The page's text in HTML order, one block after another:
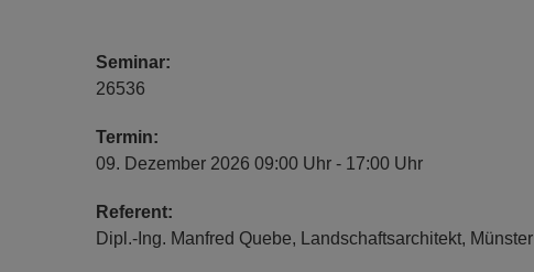
Seminar:
26536
Termin:
09. Dezember 2026 09:00 Uhr - 17:00 Uhr
Referent:
Dipl.-Ing. Manfred Quebe, Landschaftsarchitekt, Münster